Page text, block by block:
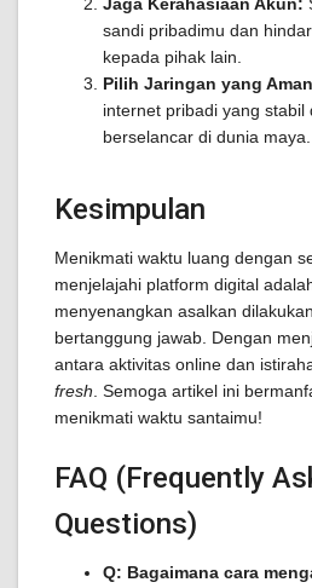
sandi pribadimu dan
kepada pihak lain.
Pilih Jaringan yang
internet pribadi yang
berselancar di dunia maya.
Kesimpulan
Menikmati waktu luang dengan
menjelajahi platform digital
menyenangkan asalkan
bertanggung jawab. Dengan
antara aktivitas online dan
fresh . Semoga artikel ini
menikmati waktu santaimu!
FAQ (Frequently
Questions)
Q: Bagaimana cara